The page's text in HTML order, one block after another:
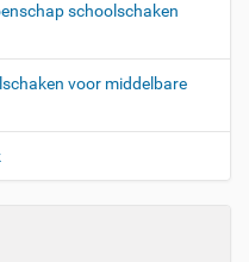
schoolschaken
voor middelbare